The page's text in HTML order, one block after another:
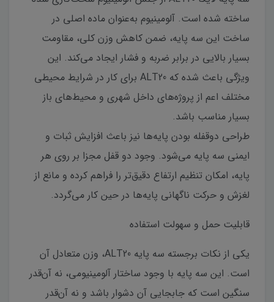
ساخته شده است. آلومینیوم به‌عنوان ماده اصلی در
ساخت این سه پایه، ضمن کاهش وزن کلی، مقاومت
بسیار بالایی در برابر ضربه و فشار ایجاد می‌کند. این
ویژگی باعث شده که ALT20 برای کار در شرایط محیطی
مختلف اعم از پروژه‌های داخل شهری و محیط‌های باز
بسیار مناسب باشد.
طراحی دوقفله بودن پایه‌ها نیز باعث افزایش ثبات و
ایمنی سه پایه می‌شود. وجود دو قفل مجزا بر روی هر
پایه، امکان تنظیم ارتفاع دقیق‌تر را فراهم کرده و مانع از
لغزش و حرکت ناگهانی پایه‌ها در حین کار می‌گردد.
قابلیت حمل و سهولت استفاده
یکی از نکات برجسته سه پایه ALT20، وزن متعادل آن
است. این سه پایه با وجود ساختار آلومینیومی، نه آن‌قدر
سنگین است که جابجایی آن دشوار باشد و نه آن‌قدر